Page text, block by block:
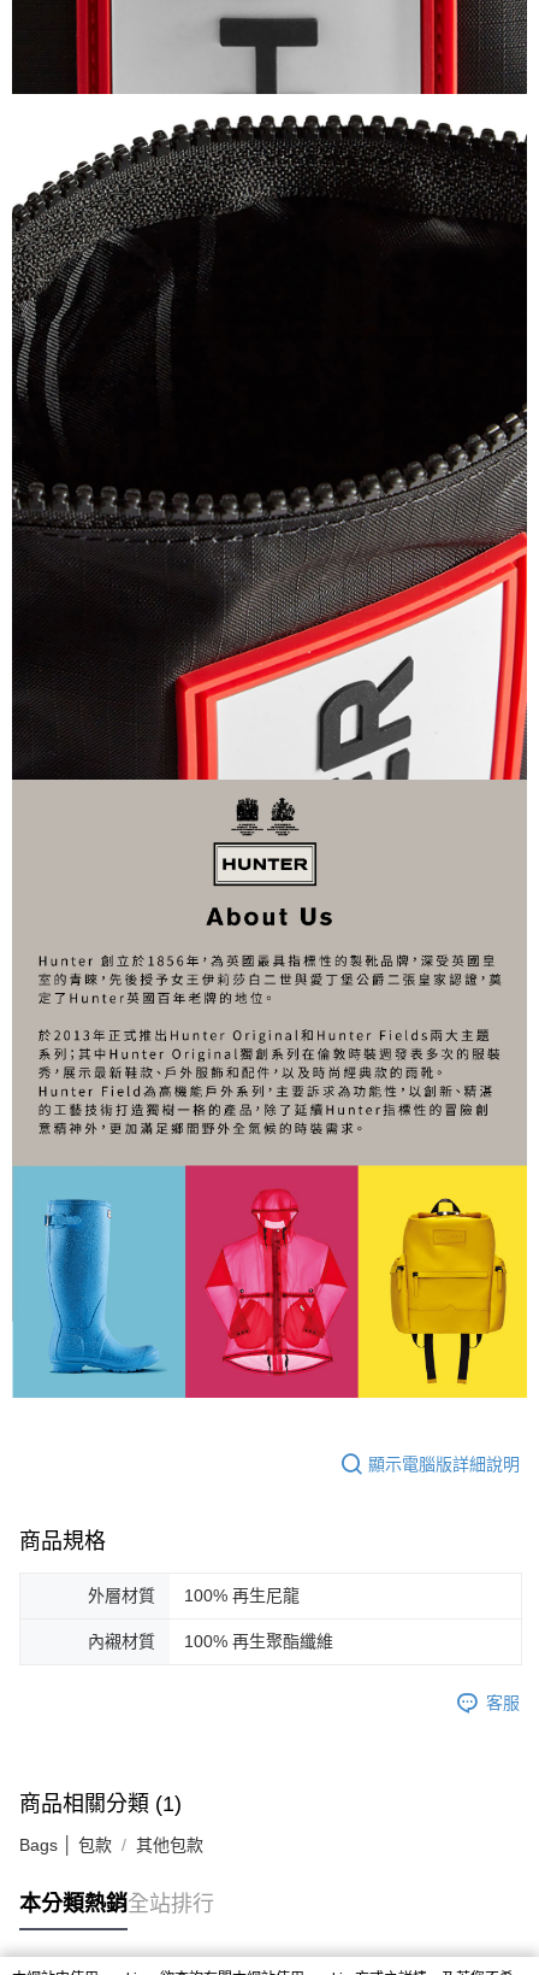
顯示電腦版詳細說明
商品規格
外層材質 100% 再生尼龍
內襯材質 100% 再生聚酯纖維
客服
商品相關分類 (1)
Bags │ 包款 其他包款
本分類熱銷全站排行